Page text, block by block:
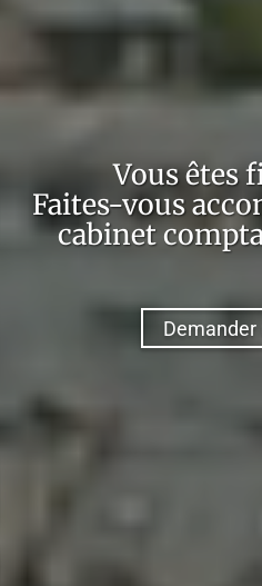
Vous êtes
Faites-vous
cabinet
Demander